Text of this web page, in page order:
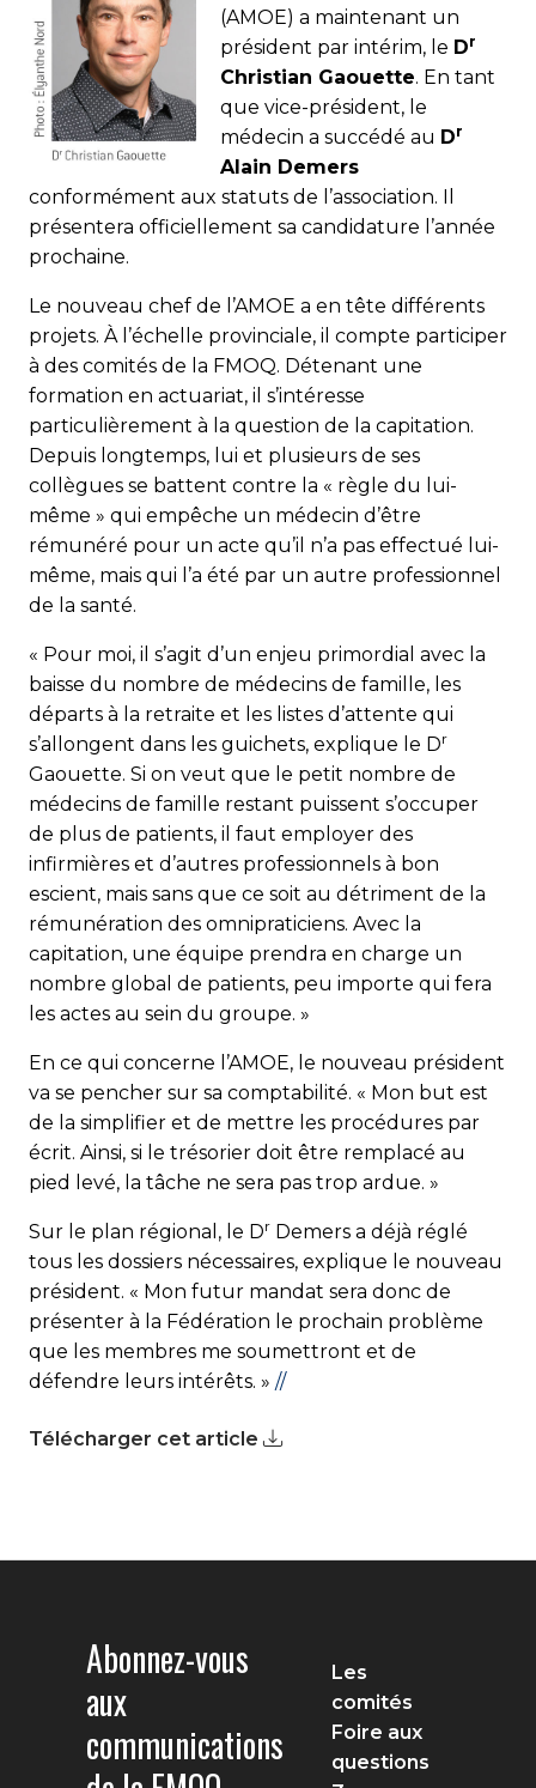
(AMOE) a maintenant un
président par intérim, le Dr
Christian Gaouette. En tant
que vice-président, le
médecin a succédé au Dr
Alain Demers
conformément aux statuts de l’association. Il
présentera officiellement sa candidature l’année
prochaine.
Le nouveau chef de l’AMOE a en tête différents
projets. À l’échelle provinciale, il compte participer
à des comités de la FMOQ. Détenant une
formation en actuariat, il s’intéresse
particulièrement à la question de la capitation.
Depuis longtemps, lui et plusieurs de ses
collègues se battent contre la « règle du lui-
même » qui empêche un médecin d’être
rémunéré pour un acte qu’il n’a pas effectué lui-
même, mais qui l’a été par un autre professionnel
de la santé.
« Pour moi, il s’agit d’un enjeu primordial avec la
baisse du nombre de médecins de famille, les
départs à la retraite et les listes d’attente qui
s’allongent dans les guichets, explique le Dr
Gaouette. Si on veut que le petit nombre de
médecins de famille restant puissent s’occuper
de plus de patients, il faut employer des
infirmières et d’autres professionnels à bon
escient, mais sans que ce soit au détriment de la
rémunération des omnipraticiens. Avec la
capitation, une équipe prendra en charge un
nombre global de patients, peu importe qui fera
les actes au sein du groupe. »
En ce qui concerne l’AMOE, le nouveau président
va se pencher sur sa comptabilité. « Mon but est
de la simplifier et de mettre les procédures par
écrit. Ainsi, si le trésorier doit être remplacé au
pied levé, la tâche ne sera pas trop ardue. »
Sur le plan régional, le Dr Demers a déjà réglé
tous les dossiers nécessaires, explique le nouveau
président. « Mon futur mandat sera donc de
présenter à la Fédération le prochain problème
que les membres me soumettront et de
défendre leurs intérêts. » //
Télécharger cet article
Abonnez-vous
aux
communications
Les
comités
Foire aux
questions